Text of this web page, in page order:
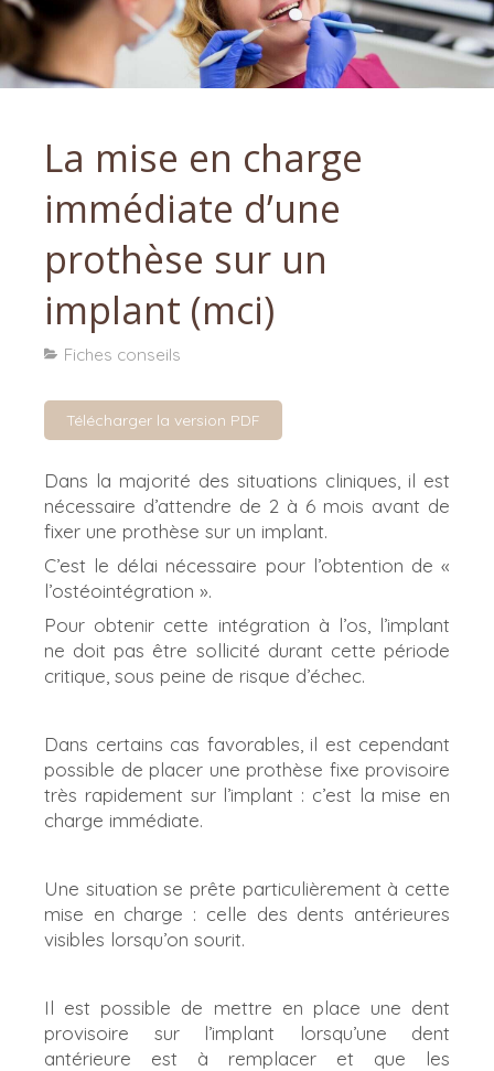
La mise en charge
immédiate d’une
prothèse sur un
implant (mci)
Fiches conseils
Télécharger la version PDF
Dans la majorité des situations cliniques, il est
nécessaire d’attendre de 2 à 6 mois avant de
fixer une prothèse sur un implant.
C’est le délai nécessaire pour l’obtention de «
l’ostéointégration ».
Pour obtenir cette intégration à l’os, l’implant
ne doit pas être sollicité durant cette période
critique, sous peine de risque d’échec.
Dans certains cas favorables, il est cependant
possible de placer une prothèse fixe provisoire
très rapidement sur l’implant : c’est la mise en
charge immédiate.
Une situation se prête particulièrement à cette
mise en charge : celle des dents antérieures
visibles lorsqu’on sourit.
Il est possible de mettre en place une dent
provisoire sur l’implant lorsqu’une dent
antérieure est à remplacer et que les